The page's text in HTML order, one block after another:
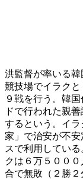
洪監督が率いる
競技場でイラク
９戦を行う。韓
ドで行われた親
するという。イ
家」で治安が不
スで利用してい
クは６万５００
合で無敗（２勝２